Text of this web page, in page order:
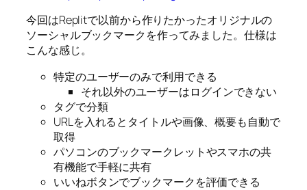
今回はReplitで以前から作りたかったオリジナルの
ソーシャルブックマークを作ってみました。仕様は
こんな感じ。
特定のユーザーのみで利用できる
それ以外のユーザーはログインできない
タグで分類
URLを入れるとタイトルや画像、概要も自動で
取得
パソコンのブックマークレットやスマホの共
有機能で手軽に共有
いいねボタンでブックマークを評価できる